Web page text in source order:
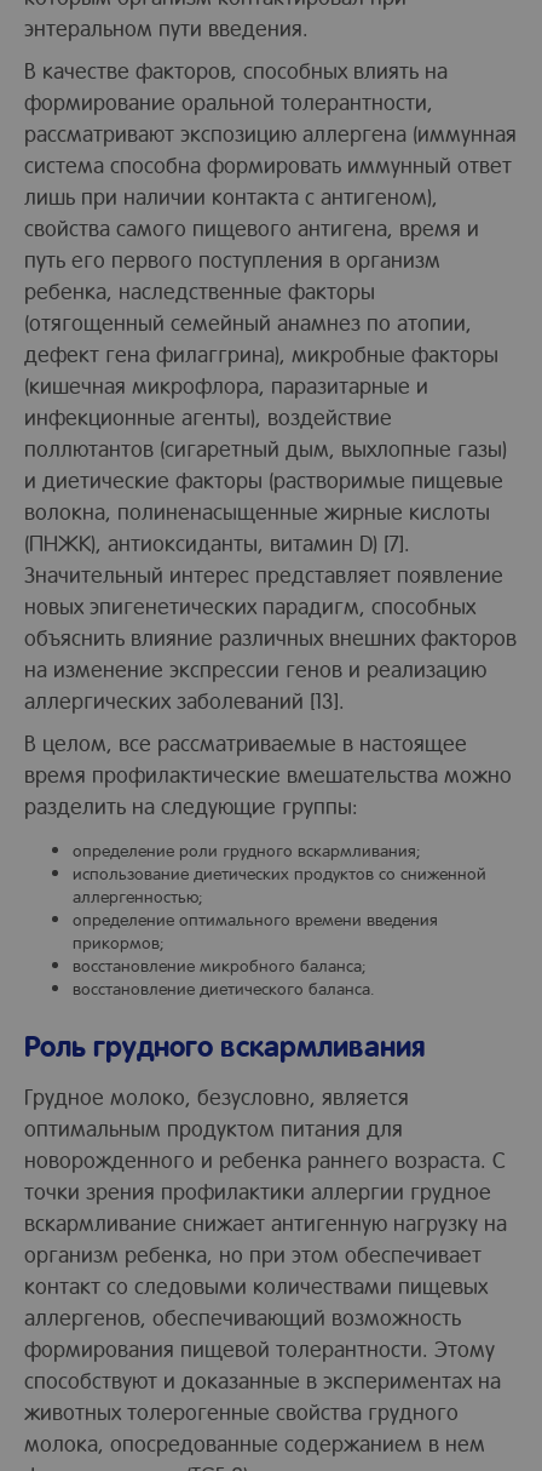
энтеральном пути введения.
В качестве факторов, способных влиять на
формирование оральной толерантности,
рассматривают экспозицию аллергена (иммунная
система способна формировать иммунный ответ
лишь при наличии контакта с антигеном),
свойства самого пищевого антигена, время и
путь его первого поступления в организм
ребенка, наследственные факторы
(отягощенный семейный анамнез по атопии,
дефект гена филаггрина), микробные факторы
(кишечная микрофлора, паразитарные и
инфекционные агенты), воздействие
поллютантов (сигаретный дым, выхлопные газы)
и диетические факторы (растворимые пищевые
волокна, полиненасыщенные жирные кислоты
(ПНЖК), антиоксиданты, витамин D) [7].
Значительный интерес представляет появление
новых эпигенетических парадигм, способных
объяснить влияние различных внешних факторов
на изменение экспрессии генов и реализацию
аллергических заболеваний [13].
В целом, все рассматриваемые в настоящее
время профилактические вмешательства можно
разделить на следующие группы:
определение роли грудного вскармливания;
использование диетических продуктов со сниженной
аллергенностью;
определение оптимального времени введения
прикормов;
восстановление микробного баланса;
восстановление диетического баланса.
Роль грудного вскармливания
Грудное молоко, безусловно, является
оптимальным продуктом питания для
новорожденного и ребенка раннего возраста. С
точки зрения профилактики аллергии грудное
вскармливание снижает антигенную нагрузку на
организм ребенка, но при этом обеспечивает
контакт со следовыми количествами пищевых
аллергенов, обеспечивающий возможность
формирования пищевой толерантности. Этому
способствуют и доказанные в экспериментах на
животных толерогенные свойства грудного
молока, опосредованные содержанием в нем